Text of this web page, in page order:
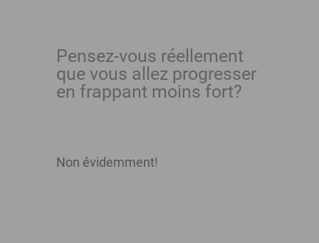
Pensez-vous réellement
que vous allez progresser
en frappant moins fort?
Non évidemment!